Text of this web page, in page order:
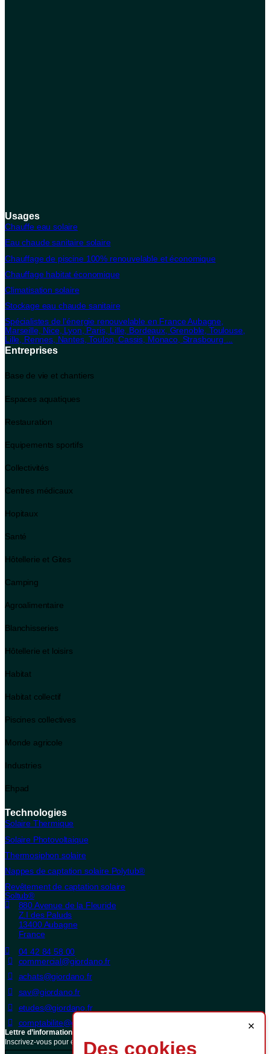
Usages
Chauffe eau solaire
Eau chaude sanitaire solaire
Chauffage de piscine 100% renouvelable et économique
Chauffage habitat économique
Climatisation solaire
Stockage eau chaude sanitaire
Spécialistes de l'énergie renouvelable en France Aubagne,
Marseille, Nice, Lyon, Paris, Lille, Bordeaux, Grenoble, Toulouse,
Lille, Rennes, Nantes, Toulon, Cassis, Monaco, Strasbourg ...
Entreprises
Base de vie et chantiers
Espaces aquatiques
Restauration
Equipements sportifs
Collectivités
Centres médicaux
Hopitaux
Santé
Hôtellerie et Gites
Camping
Agroalimentaire
Blanchisseries
Hôtellerie et loisirs
Habitat
Habitat collectif
Piscines collectives
Monde agricole
Industries
Ehpad
Technologies
Solaire Thermique
Solaire Photovoltaique
Thermosiphon solaire
Nappes de captation solaire Polytub®
Revêtement de captation solaire
Soltub®
880 Avenue de la Fleuride
Z.I des Paluds
13400 Aubagne
France
04 42 84 58 00
commercial@giordano.fr
achats@giordano.fr
sav@giordano.fr
etudes@giordano.fr
comptabilite@giordano.fr
Lettre d’informations
Inscrivez-vous pour économiser sur votre facture énergétique
×
Des cookies